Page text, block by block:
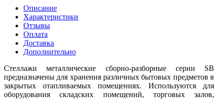
Описание
Характеристики
Отзывы
Оплата
Доставка
Дополнительно
Стеллажи металлические сборно-разборные серии SB
предназначены для хранения различных бытовых предметов в
закрытых отапливаемых помещениях. Используются для
оборудования складских помещений, торговых залов,